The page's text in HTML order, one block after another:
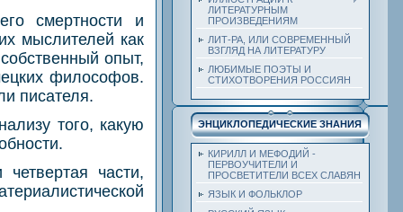
смертности и
мыслителей как
опыт,
философов.
писателя.
того, какую
части,
ЛИТЕРАТУРНЫМ
ПРОИЗВЕДЕНИЯМ
ЛИТ-РА, ИЛИ СОВРЕМЕННЫЙ
ВЗГЛЯД НА ЛИТЕРАТУРУ
ЛЮБИМЫЕ ПОЭТЫ И
СТИХОТВОРЕНИЯ РОССИЯН
ЭНЦИКЛОПЕДИЧЕСКИЕ ЗНАНИЯ
КИРИЛЛ И МЕФОДИЙ -
ПЕРВОУЧИТЕЛИ И
ПРОСВЕТИТЕЛИ ВСЕХ СЛАВЯН
ЯЗЫК И ФОЛЬКЛОР